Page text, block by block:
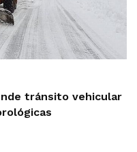
tránsito vehicular